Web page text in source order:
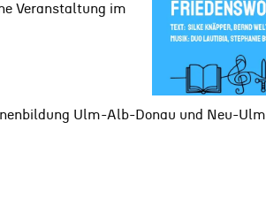
Veranstaltung im
Ulm-Alb-Donau und Neu-Ulm